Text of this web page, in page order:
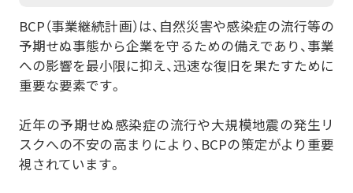
その他の採用事例を見る
地方独立行政法人
市立吹田市民病院
その他の採用事例を見る
BCP（事業継続計画）は、自然災害や感染症の流行等の
予期せぬ事態から企業を守るための備えであり、事業
への影響を最小限に抑え、迅速な復旧を果たすために
重要な要素です。
近年の予期せぬ感染症の流行や大規模地震の発生リ
スクへの不安の高まりにより、BCPの策定がより重要
視されています。